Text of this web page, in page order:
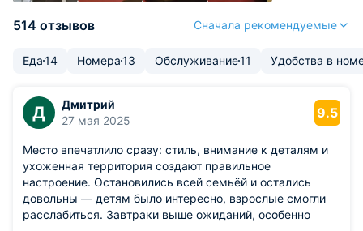
514 отзывов Сначала рекомендуемые
Еда14 Номера13 Обслуживание11 Удобства в
Д
Дмитрий
27 мая 2025
9.5
Место впечатлило сразу: стиль, внимание к деталям и
ухоженная территория создают правильное
настроение. Остановились всей семьёй и остались
довольны — детям было интересно, взрослые смогли
расслабиться. Завтраки выше ожиданий, особенно